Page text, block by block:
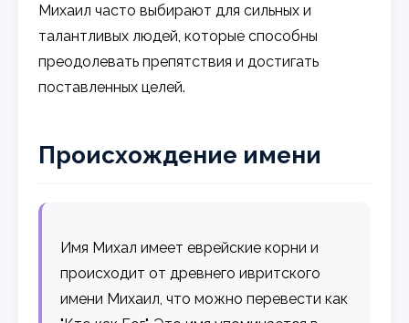
Михаил часто выбирают для сильных и
талантливых людей, которые способны
преодолевать препятствия и достигать
поставленных целей.
Происхождение имени
Имя Михал имеет еврейские корни и
происходит от древнего ивритского
имени Михаил, что можно перевести как